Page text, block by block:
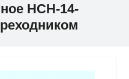
НСН-14-